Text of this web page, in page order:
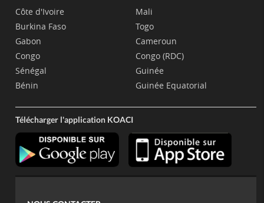
Côte d'Ivoire
Burkina Faso
Gabon
Congo
Sénégal
Bénin
Mali
Togo
Cameroun
Congo (RDC)
Guinée
Guinée Equatorial
Télécharger l'application KOACI